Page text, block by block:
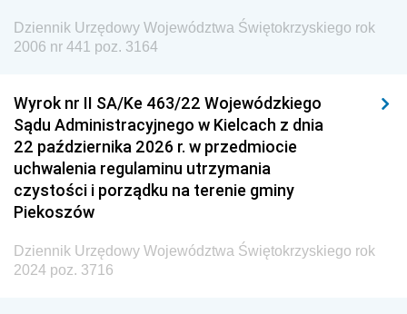
Dziennik Urzędowy Agencji Wywiadu
Dziennik Urzędowy Województwa Świętokrzyskiego rok
2006 nr 441 poz. 3164
Wyrok nr II SA/Ke 463/22 Wojewódzkiego
Sądu Administracyjnego w Kielcach z dnia
22 października 2026 r. w przedmiocie
uchwalenia regulaminu utrzymania
czystości i porządku na terenie gminy
Piekoszów
Dziennik Urzędowy Województwa Świętokrzyskiego rok
2024 poz. 3716